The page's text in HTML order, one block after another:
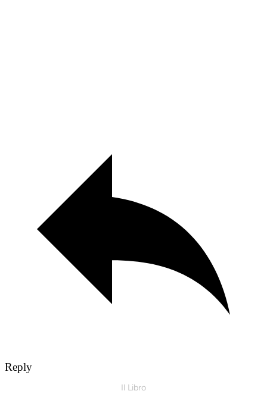
Reply
Il Libro